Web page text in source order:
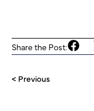
Share the Post:
< Previous